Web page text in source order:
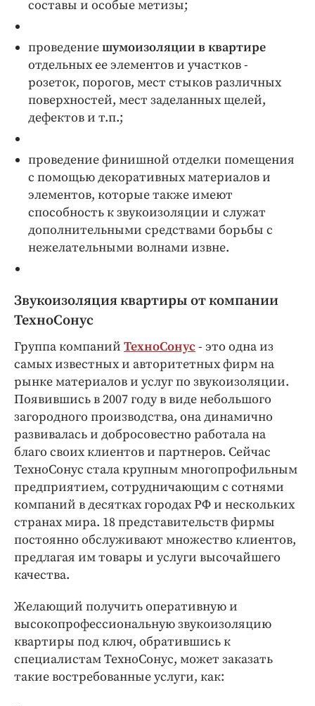
составы и особые метизы;
проведениешумоизоляции в квартире
отдельных ее элементов и участков -
розеток, порогов, мест стыков различных
поверхностей, мест заделанных щелей,
дефектов и т.п.;
проведение финишной отделки помещения
с помощью декоративных материалов и
элементов, которые также имеют
способность к звукоизоляции и служат
дополнительными средствами борьбы с
нежелательными волнами извне.
Звукоизоляция квартиры от компании
ТехноСонус
Группа компаний ТехноСонус- это одна из
самых известных и авторитетных фирм на
рынке материалов и услуг по звукоизоляции.
Появившись в 2007 году в виде небольшого
загородного производства, она динамично
развивалась и добросовестно работала на
благо своих клиентов и партнеров. Сейчас
ТехноСонус стала крупным многопрофильным
предприятием, сотрудничающим с сотнями
компаний в десятках городах РФ и нескольких
странах мира. 18 представительств фирмы
постоянно обслуживают множество клиентов,
предлагая им товары и услуги высочайшего
качества.
Желающий получить оперативную и
высокопрофессиональную звукоизоляцию
квартиры под ключ, обратившись к
специалистам ТехноСонус, может заказать
такие востребованные услуги, как: